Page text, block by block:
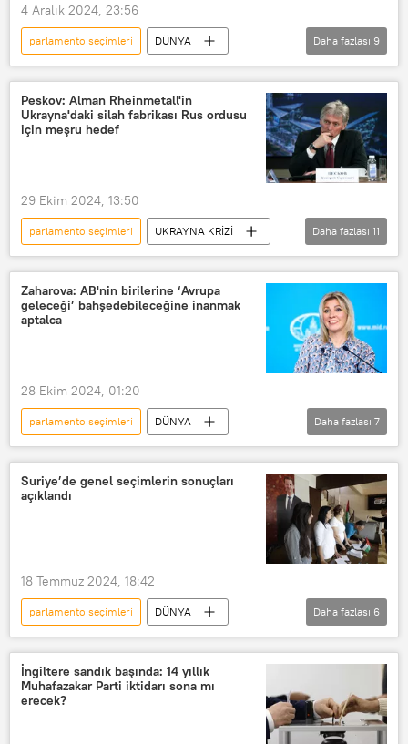
4 Aralık 2024, 23:56
parlamento seçimleri
DÜNYA
Mariya Zaharova
Vladimir Zelenskiy
Ukrayna
Gürcistan
Protesto
irade
Yaptırım
Daha fazlası 9
Peskov: Alman Rheinmetall'in
Ukrayna'daki silah fabrikası Rus ordusu
için meşru hedef
29 Ekim 2024, 13:50
parlamento seçimleri
UKRAYNA KRİZİ
Rusya
Kremlin
Dmitriy Peskov
Ukrayna
Rheinmetall
Alman
Genel seçimler
Daha fazlası 11
Zaharova: AB'nin birilerine ‘Avrupa
geleceği’ bahşedebileceğine inanmak
aptalca
28 Ekim 2024, 01:20
parlamento seçimleri
DÜNYA
Rusya
Rusya Dışişleri Bakanlığı
Mariya Zaharova
Gürcistan
Salome Zurabişvili
Daha fazlası 7
Suriye’de genel seçimlerin sonuçları
açıklandı
18 Temmuz 2024, 18:42
parlamento seçimleri
DÜNYA
Suriye
Genel seçim
Beşar Esad
Esad
Ortadoğu
Türkiye
Daha fazlası 6
İngiltere sandık başında: 14 yıllık
Muhafazakar Parti iktidarı sona mı
erecek?